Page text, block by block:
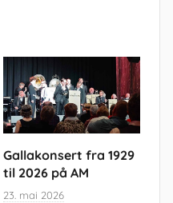
Gallakonsert fra 1929
til 2026 på AM
23. mai 2026